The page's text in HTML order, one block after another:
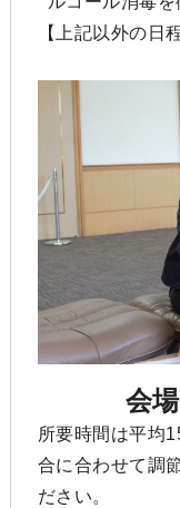
【上記以外の日
会
所要時間は平均
合に合わせて調
ださい。